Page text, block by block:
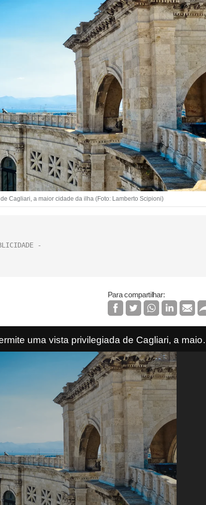
Cagliari, a maior cidade da ilha (Foto: Lamberto Scipioni)
Para compartilhar:
uma vista privilegiada de Cagliari, a maior
Lamberto Scipioni)